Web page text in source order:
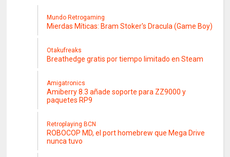
Mundo Retrogaming
Mierdas Míticas: Bram Stoker's Dracula (Game Boy)
Otakufreaks
Breathedge gratis por tiempo limitado en Steam
Amigatronics
Amiberry 8.3 añade soporte para ZZ9000 y
paquetes RP9
Retroplaying BCN
ROBOCOP MD, el port homebrew que Mega Drive
nunca tuvo